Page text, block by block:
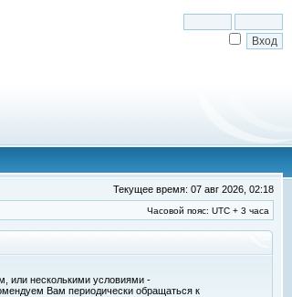
Текущее время: 07 авг 2026, 02:18
Часовой пояс: UTC + 3 часа
или несколькими условиями -
Вам периодически обращаться к